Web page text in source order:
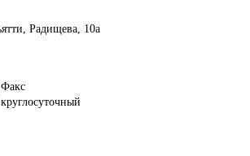
Радищева, 10а